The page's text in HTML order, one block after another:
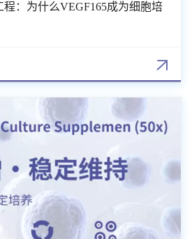
程：为什么VEGF165成为细胞培